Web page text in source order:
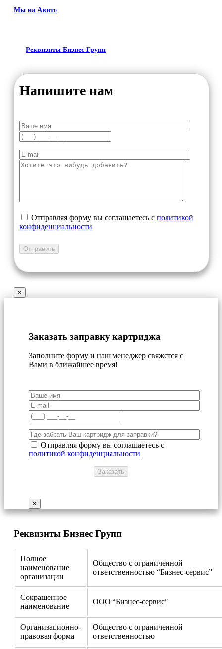
Мы на Авито
Реквизиты Бизнес Групп
Напишите нам
Отправляя форму вы соглашаетесь с политикой
конфиденциальности
×
Заказать заправку картриджа
Заполните форму и наш менеджер свяжется с
Вами в ближайшее время!
Отправляя форму вы соглашаетесь с
политикой конфиденциальности
×
Реквизиты Бизнес Групп
Полное
наименование
организации
Общество с ограниченной
ответственностью “Бизнес-сервис”
Сокращенное
наименование
ООО “Бизнес-сервис”
Организационно-
правовая форма
Общество с ограниченной
ответственностью